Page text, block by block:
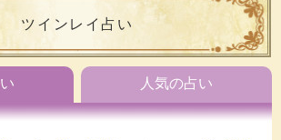
ツインレイ占い
人気の占い